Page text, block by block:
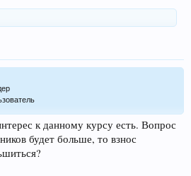
к данному курсу есть. Вопрос
будет больше, то взнос